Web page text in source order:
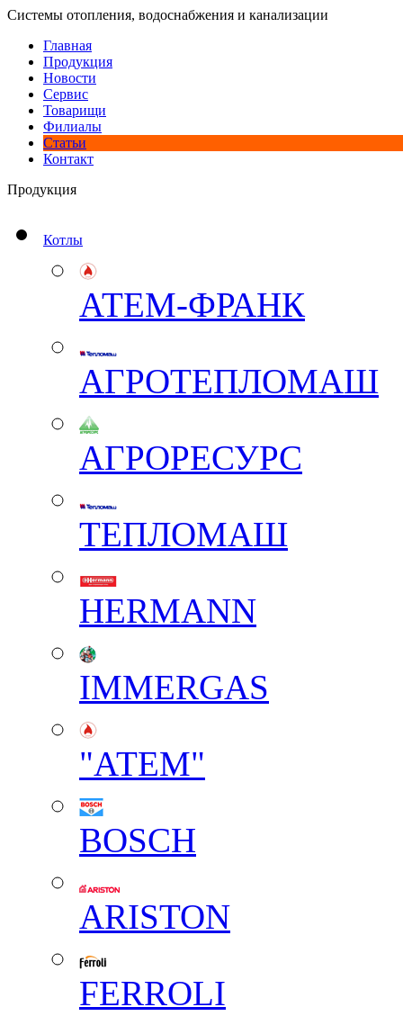
Системы отопления, водоснабжения и канализации
Главная
Продукция
Новости
Сервис
Товарищи
Филиалы
Статьи
Контакт
Продукция
Котлы
АТЕМ-ФРАНК
АГРОТЕПЛОМАШ
АГРОРЕСУРС
ТЕПЛОМАШ
HERMANN
IMMERGAS
"АТЕМ"
BOSCH
ARISTON
FERROLI